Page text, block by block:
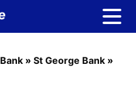
Bank » St George Bank »